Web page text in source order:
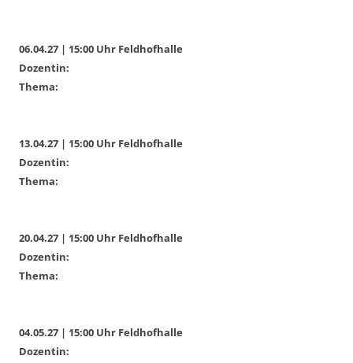
06.04.27 | 15:00 Uhr Feldhofhalle
Dozentin:
Thema:
13.04.27 | 15:00 Uhr Feldhofhalle
Dozentin:
Thema:
20.04.27 | 15:00 Uhr Feldhofhalle
Dozentin:
Thema:
04.05.27 | 15:00 Uhr Feldhofhalle
Dozentin: